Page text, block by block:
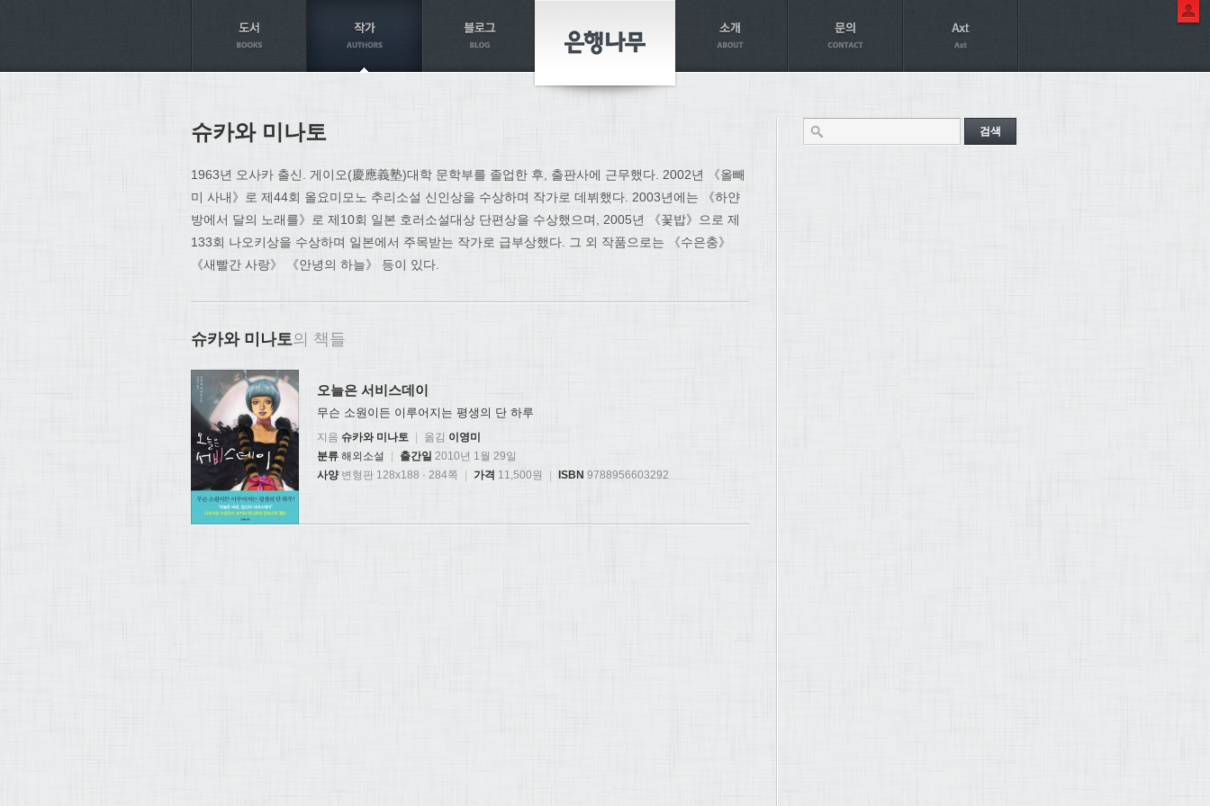
슈카와 미나토
1963년 오사카 출신. 게이오(慶應義塾)대학 문학부를 졸업한 후, 출판사에 근무했다. 2002년 《올빼
미 사내》로 제44회 올요미모노 추리소설 신인상을 수상하며 작가로 데뷔했다. 2003년에는 《하얀
방에서 달의 노래를》로 제10회 일본 호러소설대상 단편상을 수상했으며, 2005년 《꽃밥》으로 제
133회 나오키상을 수상하며 일본에서 주목받는 작가로 급부상했다. 그 외 작품으로는 《수은충》
《새빨간 사랑》 《안녕의 하늘》 등이 있다.
슈카와 미나토의 책들
오늘은 서비스데이
무슨 소원이든 이루어지는 평생의 단 하루
지음 슈카와 미나토 옮김 이영미
분류 해외소설 | 출간일 2010년 1월 29일
사양변형판 128x188 · 284쪽 | 가격 11,500원 | ISBN 9788956603292